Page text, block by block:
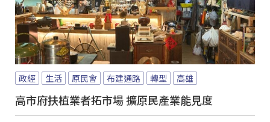
政經 生活 原民會 布建通路 轉型 高雄
高市府扶植業者拓市場 擴原民產業能見度